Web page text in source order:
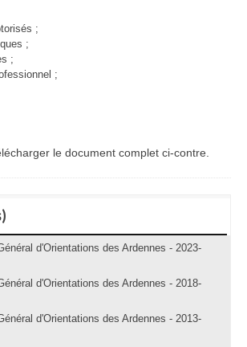
;
;
;
;
le document complet ci-contre.
d'Orientations des Ardennes - 2023-
d'Orientations des Ardennes - 2018-
d'Orientations des Ardennes - 2013-